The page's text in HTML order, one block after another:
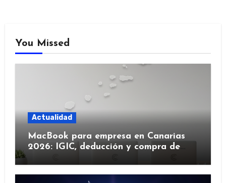
You Missed
Actualidad
MacBook para empresa en Canarias
2026: IGIC, deducción y compra de